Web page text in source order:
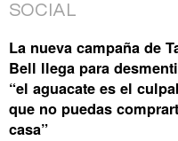
SOCIAL
La nueva campaña de
Bell llega para
“el aguacate es el
que no puedas
casa”